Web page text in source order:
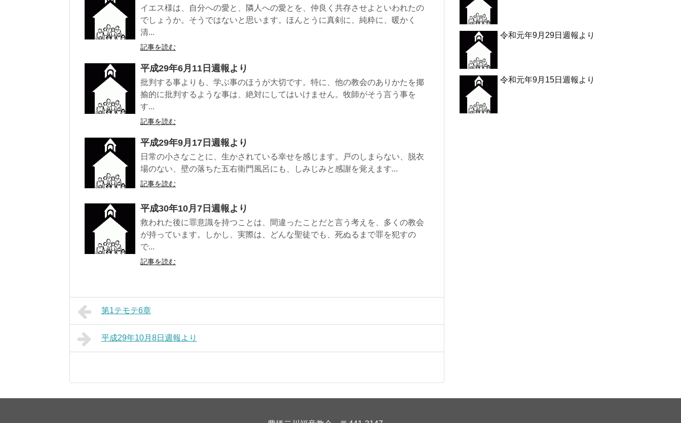
イエス様は、自分への愛と、隣人への愛とを、仲良く共存させよといわれたの
でしょうか。そうではないと思います。ほんとうに真剣に、純粋に、暖かく
清...
記事を読む
平成29年6月11日週報より
批判する事よりも、学ぶ事のほうが大切です。特に、他の教会のありかたを揶
揄的に批判するような事は、絶対にしてはいけません。牧師がそう言う事を
す...
記事を読む
平成29年9月17日週報より
日常の小さなことに、生かされている幸せを感じます。戸のしまらない、脱衣
場のない、壁の落ちた五右衛門風呂にも、しみじみと感謝を覚えます...
記事を読む
平成30年10月7日週報より
救われた後に罪意識を持つことは、間違ったことだと言う考えを、多くの教会
が持っています。しかし、実際は、どんな聖徒でも、死ぬるまで罪を犯すの
で...
記事を読む
第1テモテ6章
平成29年10月8日週報より
令和元年9月29日週報より
令和元年9月15日週報より